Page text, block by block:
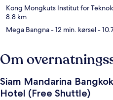
Kong Mongkuts Institut for
8.8 km
Mega Bangna- 12 min. kørsel-
Om
Siam Mandarina
Hotel (Free Shuttle)